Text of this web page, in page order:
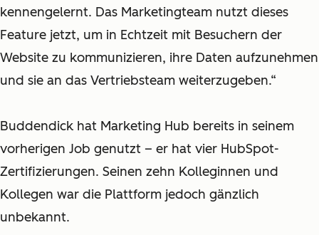
kennengelernt. Das Marketingteam nutzt dieses
Feature jetzt, um in Echtzeit mit Besuchern der
Website zu kommunizieren, ihre Daten aufzunehmen
und sie an das Vertriebsteam weiterzugeben.“
Buddendick hat Marketing Hub bereits in seinem
vorherigen Job genutzt – er hat vier HubSpot-
Zertifizierungen. Seinen zehn Kolleginnen und
Kollegen war die Plattform jedoch gänzlich
unbekannt.